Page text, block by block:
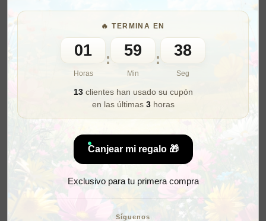
🔥 TERMINA EN
01
Horas
: 59
Min
: 36
Seg
13clientes han usado su cupón
en las últimas 3horas
Canjear mi regalo 🎁
Exclusivo para tu primera compra
Síguenos